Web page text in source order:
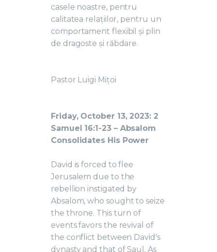
casele noastre, pentru
calitatea relațiilor, pentru un
comportament flexibil și plin
de dragoste și răbdare.
Pastor Luigi Mițoi
Friday, October 13, 2023: 2
Samuel 16:1-23 – Absalom
Consolidates His Power
David is forced to flee
Jerusalem due to the
rebellion instigated by
Absalom, who sought to seize
the throne. This turn of
events favors the revival of
the conflict between David's
dynasty and that of Saul. As